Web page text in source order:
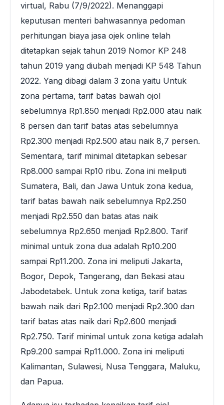
virtual, Rabu (7/9/2022). Menanggapi
keputusan menteri bahwasannya pedoman
perhitungan biaya jasa ojek online telah
ditetapkan sejak tahun 2019 Nomor KP 248
tahun 2019 yang diubah menjadi KP 548 Tahun
2022. Yang dibagi dalam 3 zona yaitu Untuk
zona pertama, tarif batas bawah ojol
sebelumnya Rp1.850 menjadi Rp2.000 atau naik
8 persen dan tarif batas atas sebelumnya
Rp2.300 menjadi Rp2.500 atau naik 8,7 persen.
Sementara, tarif minimal ditetapkan sebesar
Rp8.000 sampai Rp10 ribu. Zona ini meliputi
Sumatera, Bali, dan Jawa Untuk zona kedua,
tarif batas bawah naik sebelumnya Rp2.250
menjadi Rp2.550 dan batas atas naik
sebelumnya Rp2.650 menjadi Rp2.800. Tarif
minimal untuk zona dua adalah Rp10.200
sampai Rp11.200. Zona ini meliputi Jakarta,
Bogor, Depok, Tangerang, dan Bekasi atau
Jabodetabek. Untuk zona ketiga, tarif batas
bawah naik dari Rp2.100 menjadi Rp2.300 dan
tarif batas atas naik dari Rp2.600 menjadi
Rp2.750. Tarif minimal untuk zona ketiga adalah
Rp9.200 sampai Rp11.000. Zona ini meliputi
Kalimantan, Sulawesi, Nusa Tenggara, Maluku,
dan Papua.